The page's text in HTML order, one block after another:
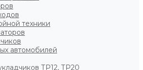
техники
автомобилей
ТР12, ТР20